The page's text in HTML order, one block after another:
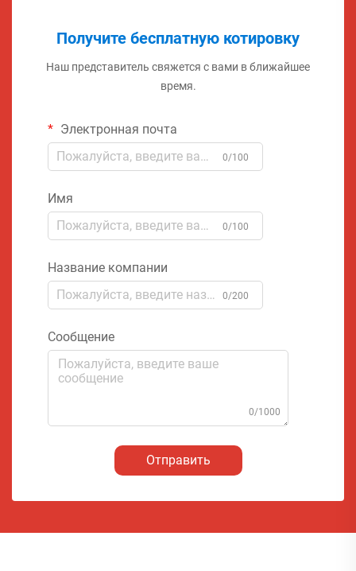
Получите бесплатную котировку
Наш представитель свяжется с вами в ближайшее
время.
Электронная почта
0/100
Имя
0/100
Название компании
0/200
Сообщение
0/1000
Отправить